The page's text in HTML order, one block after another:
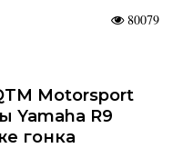
80079
Motorsport
Yamaha R9
гонка